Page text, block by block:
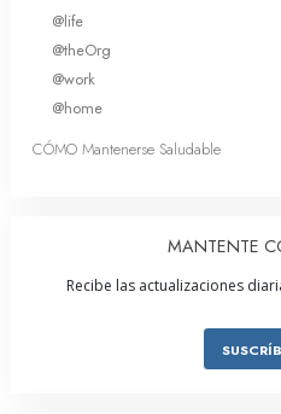
@life
@theOrg
@work
@home
CÓMO Mantenerse Saludable
MANTENTE
Recibe las actualizaciones